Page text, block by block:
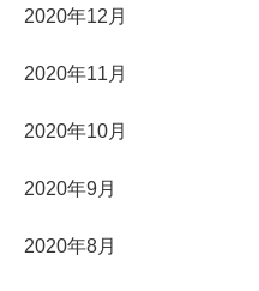
2020年12月
2020年11月
2020年10月
2020年9月
2020年8月